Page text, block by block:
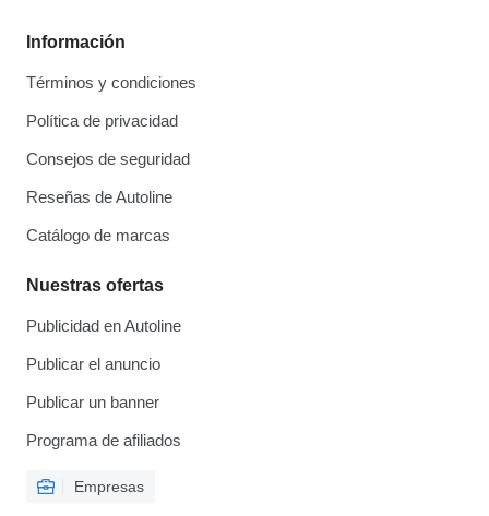
Información
Términos y condiciones
Política de privacidad
Consejos de seguridad
Reseñas de Autoline
Catálogo de marcas
Nuestras ofertas
Publicidad en Autoline
Publicar el anuncio
Publicar un banner
Programa de afiliados
Empresas